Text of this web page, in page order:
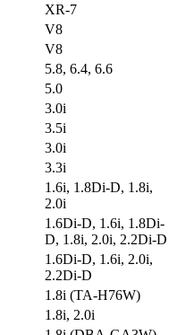
XR-7
V8
V8
5.8, 6.4, 6.6
5.0
3.0i
3.5i
3.0i
3.3i
1.6i, 1.8Di-D, 1.8i,
2.0i
1.6Di-D, 1.6i, 1.8Di-
D, 1.8i, 2.0i, 2.2Di-D
1.6Di-D, 1.6i, 2.0i,
2.2Di-D
1.8i (TA-H76W)
1.8i, 2.0i